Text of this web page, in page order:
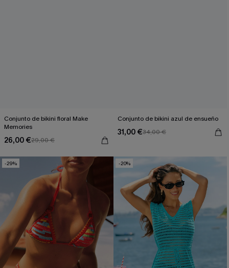
Conjunto de bikini floral Make
Memories
26,00 €29,00 €
Conjunto de bikini azul de ensueño
31,00 €34,00 €
-29% -20%